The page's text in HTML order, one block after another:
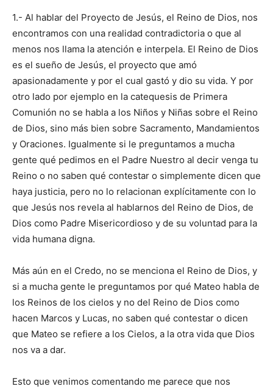
1.- Al hablar del Proyecto de Jesús, el Reino de Dios, nos
encontramos con una realidad contradictoria o que al
menos nos llama la atención e interpela. El Reino de Dios
es el sueño de Jesús, el proyecto que amó
apasionadamente y por el cual gastó y dio su vida. Y por
otro lado por ejemplo en la catequesis de Primera
Comunión no se habla a los Niños y Niñas sobre el Reino
de Dios, sino más bien sobre Sacramento, Mandamientos
y Oraciones. Igualmente si le preguntamos a mucha
gente qué pedimos en el Padre Nuestro al decir venga tu
Reino o no saben qué contestar o simplemente dicen que
haya justicia, pero no lo relacionan explícitamente con lo
que Jesús nos revela al hablarnos del Reino de Dios, de
Dios como Padre Misericordioso y de su voluntad para la
vida humana digna.
Más aún en el Credo, no se menciona el Reino de Dios, y
si a mucha gente le preguntamos por qué Mateo habla de
los Reinos de los cielos y no del Reino de Dios como
hacen Marcos y Lucas, no saben qué contestar o dicen
que Mateo se refiere a los Cielos, a la otra vida que Dios
nos va a dar.
Esto que venimos comentando me parece que nos